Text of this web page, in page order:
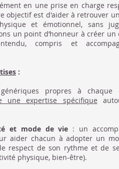
en une prise en charge
objectif est d'aider à retrouver
et émotionnel, sans
un point d’honneur à créer un
compris et
:
propres à chaque
une expertise spécifique
et mode de vie : un
aider chacun à adopter un
respect de son rythme et de
physique, bien-être).